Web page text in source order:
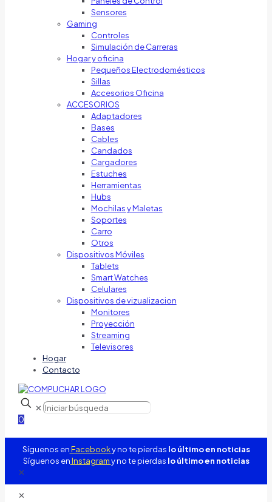
Sensores
Gaming
Controles
Simulación de Carreras
Hogar y oficina
Pequeños Electrodomésticos
Sillas
Accesorios Oficina
ACCESORIOS
Adaptadores
Bases
Cables
Candados
Cargadores
Estuches
Herramientas
Hubs
Mochilas y Maletas
Soportes
Carro
Otros
Dispositivos Móviles
Tablets
Smart Watches
Celulares
Dispositivos de vizualizacion
Monitores
Proyección
Streaming
Televisores
Hogar
Contacto
✕
0
Síguenos enFacebooky no te pierdas lo último en noticias
Síguenos enInstagramy no te pierdas lo último en noticias
✕
✕